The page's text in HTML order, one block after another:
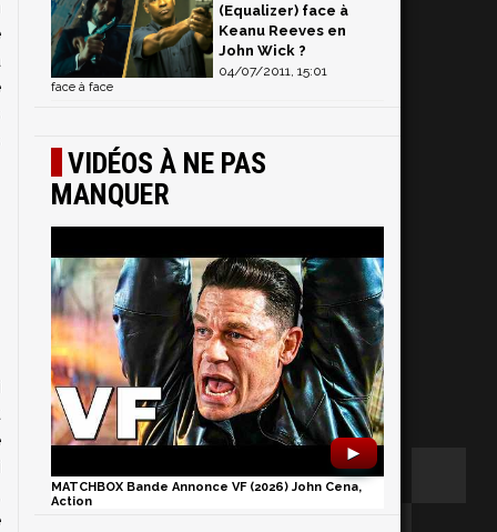
(Equalizer) face à
Keanu Reeves en
John Wick ?
04/07/2011, 15:01
face à face
VIDÉOS À NE PAS
MANQUER
►
MATCHBOX Bande Annonce VF (2026) John Cena,
Action